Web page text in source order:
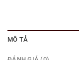
MÔ TẢ